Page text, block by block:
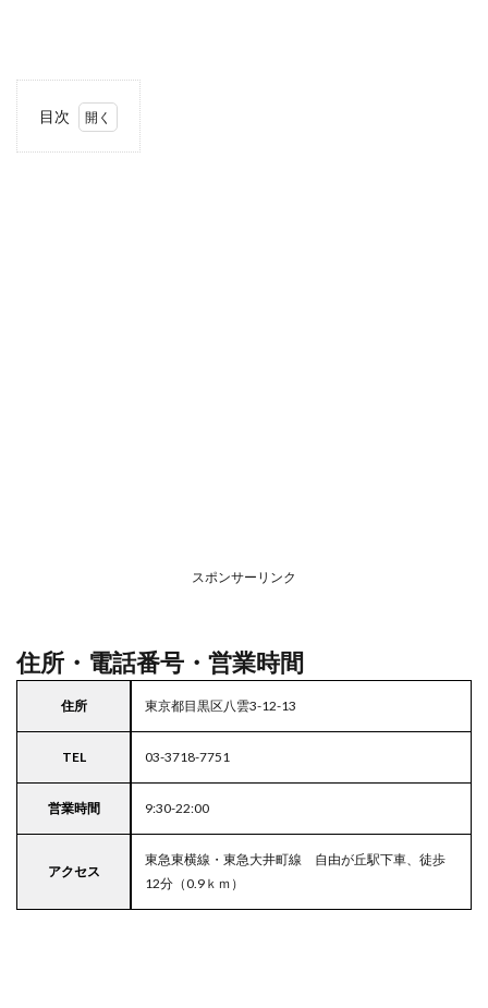
目次
イフ
5
東京
駐車
場付
スポンサーリンク
住所・電話番号・営業時間
住所 東京都目黒区八雲3-12-13
TEL 03-3718-7751
営業時間 9:30-22:00
アクセス
東急東横線・東急大井町線 自由が丘駅下車、徒歩
12分（0.9ｋｍ）